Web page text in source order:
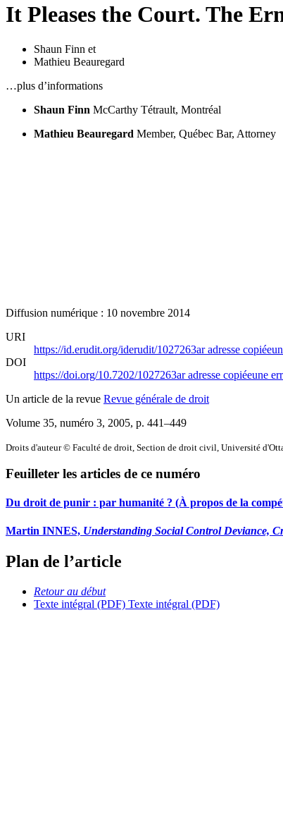
It Pleases the Court. The
Shaun Finn et
Mathieu Beauregard
…plus d’informations
Shaun Finn McCarthy Tétrault, Montréal
Mathieu Beauregard Member, Québec Bar, Attorney
Diffusion numérique : 10 novembre 2014
URI
https://id.erudit.org/iderudit/1027263aradresse copiée
DOI
https://doi.org/10.7202/1027263aradresse copiéeune
Un article de la revue Revue générale de droit
Volume 35, numéro 3, 2005, p. 441–449
Droits d'auteur © Faculté de droit, Section de droit civil, Université
Feuilleter les articles de ce numéro
Du droit de punir : par humanité ? (À propos de la
Martin INNES, Understanding Social Control Deviance,
Plan de l’article
Retour au début
Texte intégral (PDF) Texte intégral (PDF)